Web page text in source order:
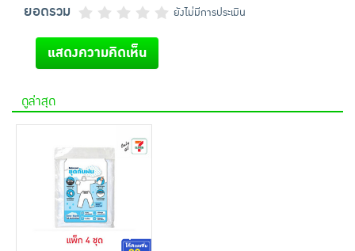
ยอดรวม ยังไม่มีการประเมิน
แสดงความคิดเห็น
ดูล่าสุด